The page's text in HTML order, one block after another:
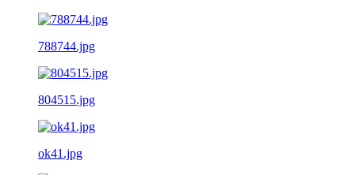
788744.jpg
804515.jpg
ok41.jpg